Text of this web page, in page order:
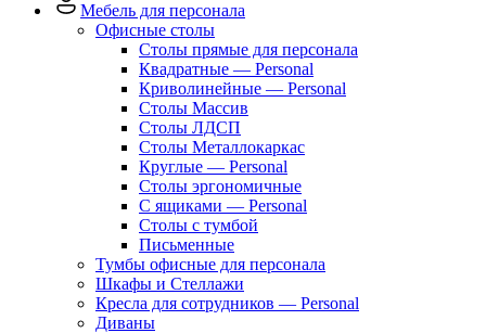
Мебель для персонала
Офисные столы
Столы прямые для персонала
Квадратные — Personal
Криволинейные — Personal
Столы Массив
Столы ЛДСП
Столы Металлокаркас
Круглые — Personal
Столы эргономичные
С ящиками — Personal
Столы с тумбой
Письменные
Тумбы офисные для персонала
Шкафы и Стеллажи
Кресла для сотрудников — Personal
Диваны